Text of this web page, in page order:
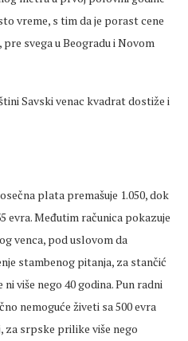
vreme, s tim da je porast cene
svega u Beogradu i Novom
Savski venac kvadrat dostiže i
plata premašuje 1.050, dok
evra. Međutim računica pokazuje
venca, pod uslovom da
stambenog pitanja, za stančić
više nego 40 godina. Pun radni
nemoguće živeti sa 500 evra
za srpske prilike više nego